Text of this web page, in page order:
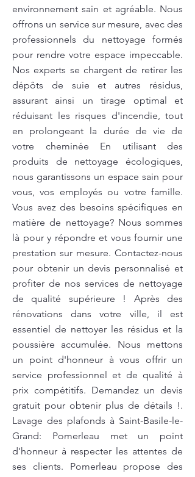
environnement sain et agréable. Nous
offrons un service sur mesure, avec des
professionnels du nettoyage formés
pour rendre votre espace impeccable.
Nos experts se chargent de retirer les
dépôts de suie et autres résidus,
assurant ainsi un tirage optimal et
réduisant les risques d'incendie, tout
en prolongeant la durée de vie de
votre cheminée En utilisant des
produits de nettoyage écologiques,
nous garantissons un espace sain pour
vous, vos employés ou votre famille.
Vous avez des besoins spécifiques en
matière de nettoyage? Nous sommes
là pour y répondre et vous fournir une
prestation sur mesure. Contactez-nous
pour obtenir un devis personnalisé et
profiter de nos services de nettoyage
de qualité supérieure ! Après des
rénovations dans votre ville, il est
essentiel de nettoyer les résidus et la
poussière accumulée. Nous mettons
un point d'honneur à vous offrir un
service professionnel et de qualité à
prix compétitifs. Demandez un devis
gratuit pour obtenir plus de détails !.
Lavage des plafonds à Saint-Basile-le-
Grand: Pomerleau met un point
d’honneur à respecter les attentes de
ses clients. Pomerleau propose des